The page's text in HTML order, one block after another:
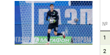
№
1
2